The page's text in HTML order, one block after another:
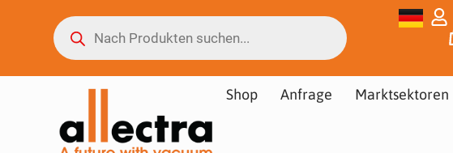
Shop Anfrage Marktsektoren